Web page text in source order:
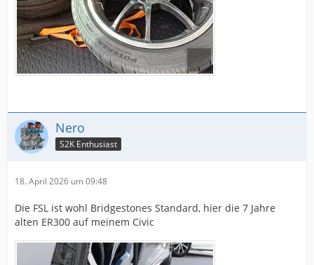
Nero
S2K Enthusiast
18. April 2026 um 09:48
Die FSL ist wohl Bridgestones Standard, hier die 7 Jahre
alten ER300 auf meinem Civic